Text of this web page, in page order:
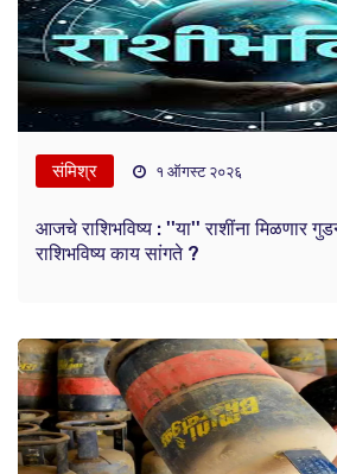
संमिश्र १ ऑगस्ट २०२६
आजचे राशिभविष्य : ''या'' राशींना मिळणार
राशिभविष्य काय सांगते ?